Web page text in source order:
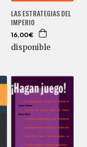
LAS ESTRATEGIAS DEL
IMPERIO
16,00€
disponible